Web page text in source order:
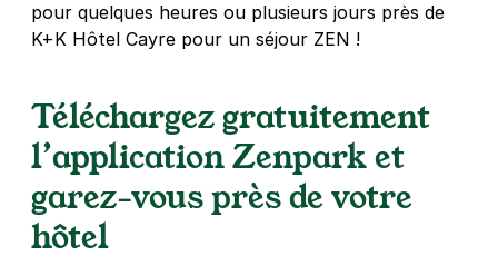
pour quelques heures ou plusieurs jours près de
K+K Hôtel Cayre pour un séjour ZEN !
Téléchargez gratuitement
l’application Zenpark et
garez-vous près de votre
hôtel